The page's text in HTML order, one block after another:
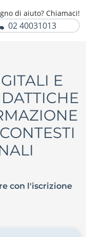
di aiuto? Chiamaci!
02 40031013
E
con l'iscrizione